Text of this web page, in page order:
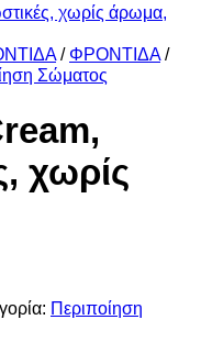
/ ΦΡΟΝΤΙΔΑ /
Σώματος
χωρίς
Περιποίηση